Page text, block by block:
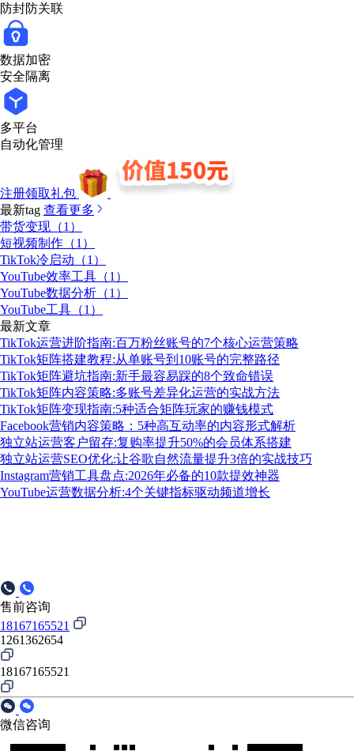
防封防关联
数据加密
安全隔离
多平台
自动化管理
注册领取礼包
最新tag 查看更多
带货变现（1）
短视频制作（1）
TikTok冷启动（1）
YouTube效率工具（1）
YouTube数据分析（1）
YouTube工具（1）
最新文章
TikTok运营进阶指南:百万粉丝账号的7个核心运营策略
TikTok矩阵搭建教程:从单账号到10账号的完整路径
TikTok矩阵避坑指南:新手最容易踩的8个致命错误
TikTok矩阵内容策略:多账号差异化运营的实战方法
TikTok矩阵变现指南:5种适合矩阵玩家的赚钱模式
Facebook营销内容策略：5种高互动率的内容形式解析
独立站运营客户留存:复购率提升50%的会员体系搭建
独立站运营SEO优化:让谷歌自然流量提升3倍的实战技巧
Instagram营销工具盘点:2026年必备的10款提效神器
YouTube运营数据分析:4个关键指标驱动频道增长
售前咨询
18167165521
1261362654
18167165521
微信咨询